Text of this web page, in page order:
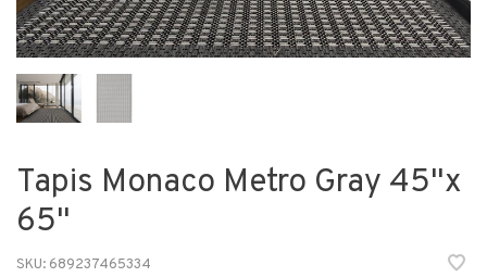
Tapis Monaco Metro Gray 45"x
65"
SKU: 689237465334